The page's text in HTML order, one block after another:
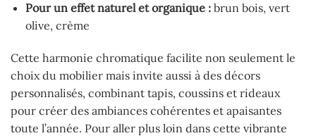
Pour un effet naturel et organique :brun bois, vert
olive, crème
Cette harmonie chromatique facilite non seulement le
choix du mobilier mais invite aussi à des décors
personnalisés, combinant tapis, coussins et rideaux
pour créer des ambiances cohérentes et apaisantes
toute l’année. Pour aller plus loin dans cette vibrante